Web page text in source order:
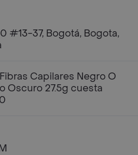
#13-37, Bogotá, Bogota,
Capilares Negro O
Oscuro 27.5g cuesta